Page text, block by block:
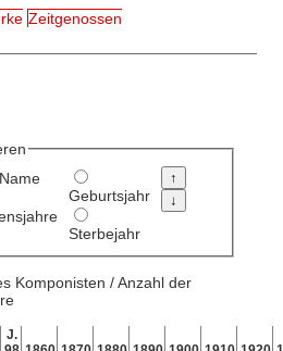
Zeitgenossen
Name
Geburtsjahr
Sterbejahr
Komponisten / Anzahl der
J.